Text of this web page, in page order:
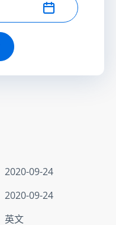
2020-09-24
2020-09-24
英文